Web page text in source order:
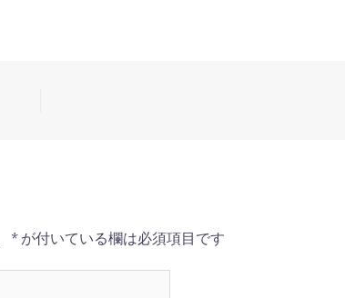
*が付いている欄は必須項目です